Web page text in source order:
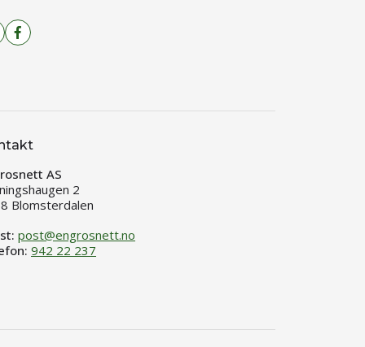
AS
2
Blomsterdalen
post@engrosnett.no
942 22 237